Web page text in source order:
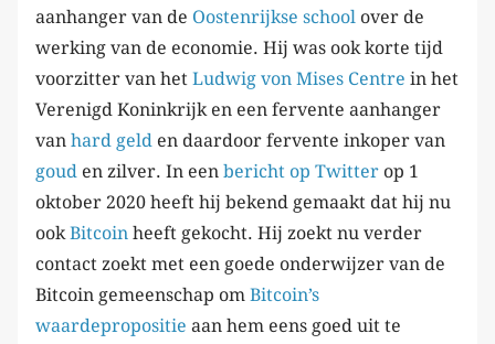
aanhanger van de Oostenrijkse school over de
werking van de economie. Hij was ook korte tijd
voorzitter van het Ludwig von Mises Centre in het
Verenigd Koninkrijk en een fervente aanhanger
van hard geld en daardoor fervente inkoper van
goud en zilver. In een bericht op Twitter op 1
oktober 2020 heeft hij bekend gemaakt dat hij nu
ook Bitcoin heeft gekocht. Hij zoekt nu verder
contact zoekt met een goede onderwijzer van de
Bitcoin gemeenschap om Bitcoin’s
waardepropositie aan hem eens goed uit te